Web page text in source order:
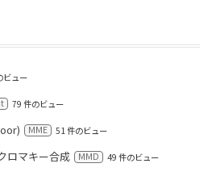
ビュー
79 件のビュー
MME 51 件のビュー
ロマキー合成 MMD 49 件のビュー